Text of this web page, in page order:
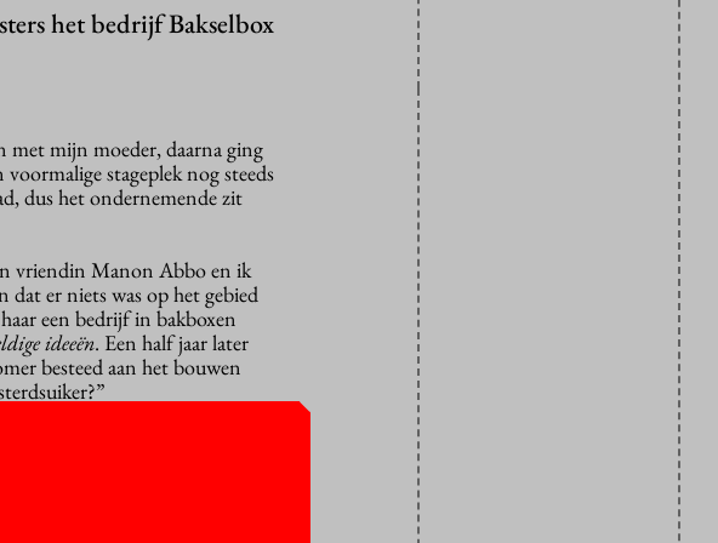
het bedrijf Bakselbox
met mijn moeder, daarna ging
stageplek nog steeds
dus het ondernemende zit
vriendin Manon Abbo en ik
dat er niets was op het gebied
een bedrijf in bakboxen
ideeën. Een half jaar later
besteed aan het bouwen
Bakselbox dacht. Daarom
Wat wil je betalen voor
biologisch zijn? Op
elkaar het hele bestelproces